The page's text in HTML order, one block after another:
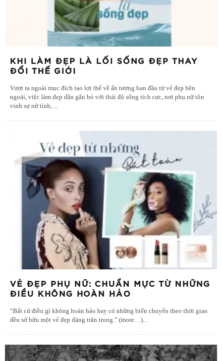
KHI LÀM ĐẸP LÀ LỐI SỐNG ĐẸP THAY
ĐỔI THẾ GIỚI
Vượt ra ngoài mục đích tạo lợi thế về ấn tượng ban đầu từ vẻ đẹp bên
ngoài, việc làm đẹp dần gắn bó với thái độ sống tích cực, nơi phụ nữ tôn
vinh sự nữ tính, ...
VẺ ĐẸP PHỤ NỮ: CHUẨN MỰC TỪ NHỮNG
ĐIỀU KHÔNG HOÀN HẢO
“Bất cứ điều gì không hoàn hảo hay có những biến chuyển theo thời gian
đều sở hữu một vẻ đẹp đáng trân trọng.” (more…)...